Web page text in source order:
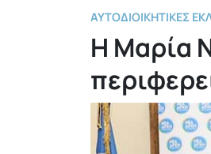
ΑΥΤΟΔΙΟΙΚΗΤΙΚΈΣ
Η Μαρία